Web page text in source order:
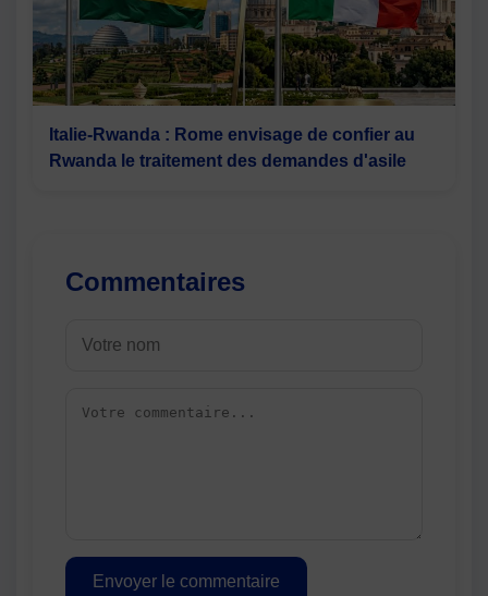
Italie-Rwanda : Rome envisage de confier au
Rwanda le traitement des demandes d'asile
Commentaires
Envoyer le commentaire